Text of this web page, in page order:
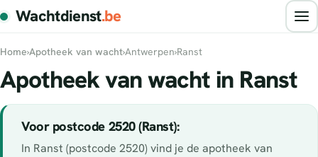
Wachtdienst.be
Home›Apotheek van wacht›Antwerpen›Ranst
Apotheek van wacht in Ranst
Voor postcode 2520 (Ranst):
In Ranst (postcode 2520) vind je de apotheek van